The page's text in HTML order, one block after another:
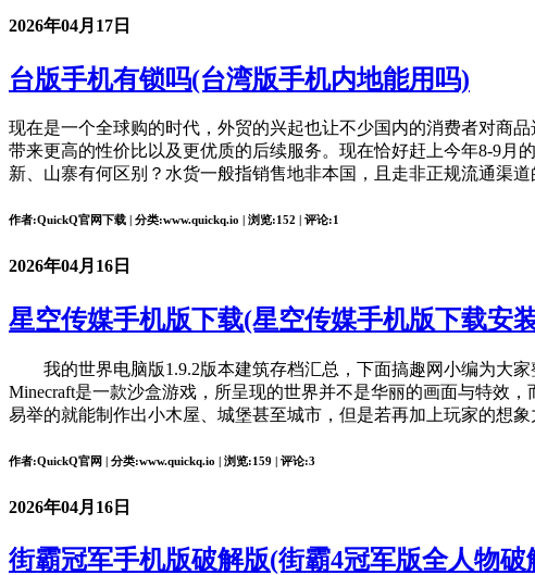
2026年04月17日
台版手机有锁吗(台湾版手机内地能用吗)
现在是一个全球购的时代，外贸的兴起也让不少国内的消费者对商
带来更高的性价比以及更优质的后续服务。现在恰好赶上今年8-9
新、山寨有何区别？水货一般指销售地非本国，且走非正规流通渠
作者:QuickQ官网下载 | 分类:www.quickq.io | 浏览:152 | 评论:1
2026年04月16日
星空传媒手机版下载(星空传媒手机版下载安
我的世界电脑版1.9.2版本建筑存档汇总，下面搞趣网小编为大
Minecraft是一款沙盒游戏，所呈现的世界并不是华丽的画面与特效
易举的就能制作出小木屋、城堡甚至城市，但是若再加上玩家的想
作者:QuickQ官网 | 分类:www.quickq.io | 浏览:159 | 评论:3
2026年04月16日
街霸冠军手机版破解版(街霸4冠军版全人物破